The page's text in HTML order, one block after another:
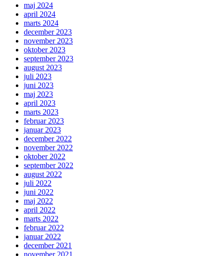
maj 2024
april 2024
marts 2024
december 2023
november 2023
oktober 2023
september 2023
august 2023
juli 2023
juni 2023
maj 2023
april 2023
marts 2023
februar 2023
januar 2023
december 2022
november 2022
oktober 2022
september 2022
august 2022
juli 2022
juni 2022
maj 2022
april 2022
marts 2022
februar 2022
januar 2022
december 2021
november 2021